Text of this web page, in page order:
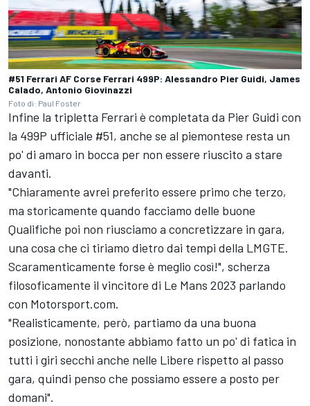
#51 Ferrari AF Corse Ferrari 499P: Alessandro Pier Guidi, James
Calado, Antonio Giovinazzi
Foto di: Paul Foster
Infine la tripletta Ferrari è completata da Pier Guidi con
la 499P ufficiale #51, anche se al piemontese resta un
po' di amaro in bocca per non essere riuscito a stare
davanti.
"Chiaramente avrei preferito essere primo che terzo,
ma storicamente quando facciamo delle buone
Qualifiche poi non riusciamo a concretizzare in gara,
una cosa che ci tiriamo dietro dai tempi della LMGTE.
Scaramenticamente forse è meglio così!", scherza
filosoficamente il vincitore di Le Mans 2023 parlando
con Motorsport.com.
"Realisticamente, però, partiamo da una buona
posizione, nonostante abbiamo fatto un po' di fatica in
tutti i giri secchi anche nelle Libere rispetto al passo
gara, quindi penso che possiamo essere a posto per
domani".